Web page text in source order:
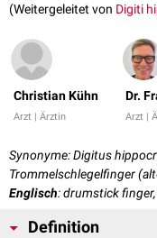
(Weitergeleitet von Digiti
Christian Kühn
Arzt | Ärztin
Dr.
Arzt |
Synonyme: Digitus
Trommelschlegelfinger
Englisch: drumstick
Definition